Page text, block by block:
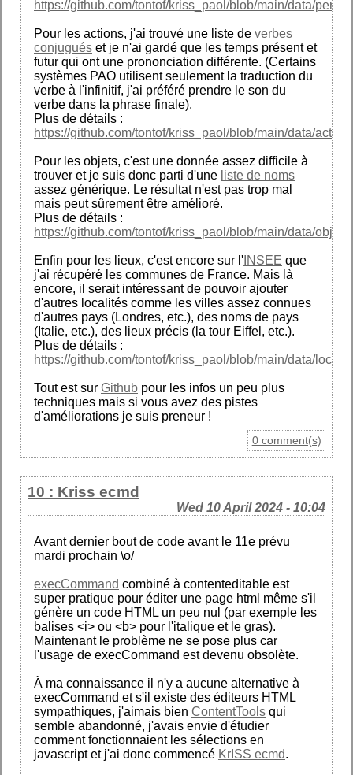
https://github.com/tontof/kriss_paol/blob/main/data/
Pour les actions, j'ai trouvé une liste de verbes
conjugués et je n'ai gardé que les temps présent et
futur qui ont une prononciation différente. (Certains
systèmes PAO utilisent seulement la traduction du
verbe à l'infinitif, j'ai préféré prendre le son du
verbe dans la phrase finale).
Plus de détails :
https://github.com/tontof/kriss_paol/blob/main/data/
Pour les objets, c'est une donnée assez difficile à
trouver et je suis donc parti d'une liste de noms
assez générique. Le résultat n'est pas trop mal
mais peut sûrement être amélioré.
Plus de détails :
https://github.com/tontof/kriss_paol/blob/main/data/
Enfin pour les lieux, c'est encore sur l' INSEE que
j'ai récupéré les communes de France. Mais là
encore, il serait intéressant de pouvoir ajouter
d'autres localités comme les villes assez connues
d'autres pays (Londres, etc.), des noms de pays
(Italie, etc.), des lieux précis (la tour Eiffel, etc.).
Plus de détails :
https://github.com/tontof/kriss_paol/blob/main/data/
Tout est sur Github pour les infos un peu plus
techniques mais si vous avez des pistes
d'améliorations je suis preneur !
0 comment(s)
10 : Kriss ecmd
Wed 10 April 2024 - 10:04
Avant dernier bout de code avant le 11e prévu
mardi prochain \o/
execCommand combiné à contenteditable est
super pratique pour éditer une page html même s'il
génère un code HTML un peu nul (par exemple les
balises <i> ou <b> pour l'italique et le gras).
Maintenant le problème ne se pose plus car
l'usage de execCommand est devenu obsolète.
À ma connaissance il n'y a aucune alternative à
execCommand et s'il existe des éditeurs HTML
sympathiques, j'aimais bien ContentTools qui
semble abandonné, j'avais envie d'étudier
comment fonctionnaient les sélections en
javascript et j'ai donc commencé KrISS ecmd.